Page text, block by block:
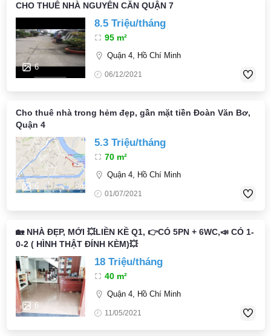
CHO THUÊ NHÀ NGUYÊN CĂN QUẬN 7
6
8.5 Triệu/tháng
95 m²
Quận 4, Hồ Chí Minh
06/12/2021
Cho thuê nhà trong hẻm đẹp, gần mặt tiền Đoàn Văn Bơ,
Quận 4
6
5.3 Triệu/tháng
70 m²
Quận 4, Hồ Chí Minh
01/07/2021
🏡 NHÀ ĐẸP, MỚI 💥LIỀN KỀ Q1, 👉CÓ 5PN + 6WC,📣 CÓ 1-
0-2 ( HÌNH THẬT ĐÍNH KÈM)💥
6
18 Triệu/tháng
40 m²
Quận 4, Hồ Chí Minh
11/05/2021